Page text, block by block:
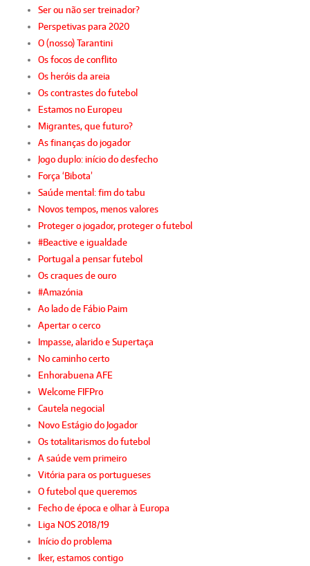
Ser ou não ser treinador?
Perspetivas para 2020
O (nosso) Tarantini
Os focos de conflito
Os heróis da areia
Os contrastes do futebol
Estamos no Europeu
Migrantes, que futuro?
As finanças do jogador
Jogo duplo: início do desfecho
Força ‘Bibota’
Saúde mental: fim do tabu
Novos tempos, menos valores
Proteger o jogador, proteger o futebol
#Beactive e igualdade
Portugal a pensar futebol
Os craques de ouro
#Amazónia
Ao lado de Fábio Paim
Apertar o cerco
Impasse, alarido e Supertaça
No caminho certo
Enhorabuena AFE
Welcome FIFPro
Cautela negocial
Novo Estágio do Jogador
Os totalitarismos do futebol
A saúde vem primeiro
Vitória para os portugueses
O futebol que queremos
Fecho de época e olhar à Europa
Liga NOS 2018/19
Início do problema
Iker, estamos contigo